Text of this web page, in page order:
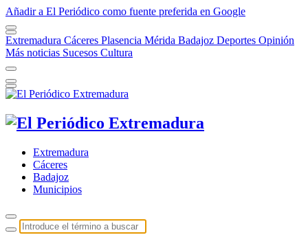
Añadir a El Periódico como fuente preferida en Google
Extremadura Cáceres Plasencia Mérida Badajoz Deportes Opinión
Más noticias Sucesos Cultura
Extremadura
Cáceres
Badajoz
Municipios